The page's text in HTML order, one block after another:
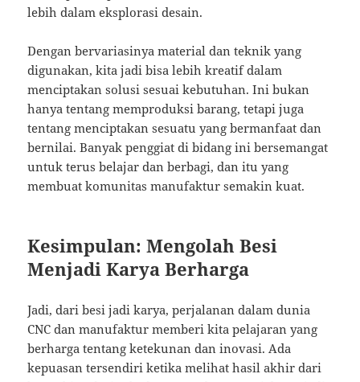
lebih dalam eksplorasi desain.
Dengan bervariasinya material dan teknik yang
digunakan, kita jadi bisa lebih kreatif dalam
menciptakan solusi sesuai kebutuhan. Ini bukan
hanya tentang memproduksi barang, tetapi juga
tentang menciptakan sesuatu yang bermanfaat dan
bernilai. Banyak penggiat di bidang ini bersemangat
untuk terus belajar dan berbagi, dan itu yang
membuat komunitas manufaktur semakin kuat.
Kesimpulan: Mengolah Besi
Menjadi Karya Berharga
Jadi, dari besi jadi karya, perjalanan dalam dunia
CNC dan manufaktur memberi kita pelajaran yang
berharga tentang ketekunan dan inovasi. Ada
kepuasan tersendiri ketika melihat hasil akhir dari